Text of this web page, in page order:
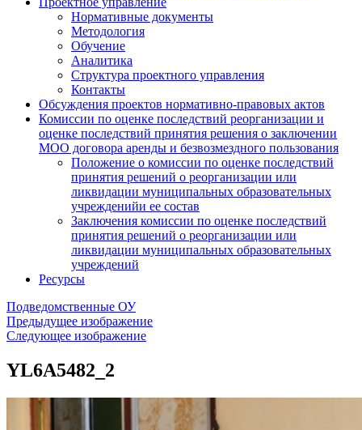
Нормативные документы
Методология
Обучение
Аналитика
Структура проектного управления
Контакты
Обсуждения проектов нормативно-правовых актов
Комиссии по оценке последствий реорганизации и
оценке последствий принятия решения о заключении
МОО договора аренды и безвозмездного пользования
Положение о комиссии по оценке последствий
принятия решений о реорганизации или
ликвидации муниципальных образовательных
учрежденийи ее состав
Заключения комиссии по оценке последствий
принятия решений о реорганизации или
ликвидации муниципальных образовательных
учреждений
Ресурсы
Подведомственные ОУ
Предыдущее изображение
Следующее изображение
YL6A5482_2